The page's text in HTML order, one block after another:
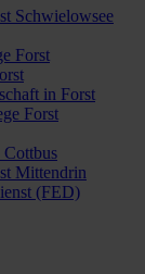
Schwielowsee
Forst
in Forst
Forst
Cottbus
Mittendrin
(FED)